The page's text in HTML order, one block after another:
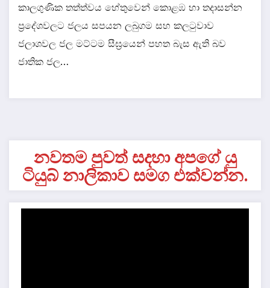
කාලගුණික තත්ත්වය හේතුවෙන් කොළඹ හා තදාසන්න
ප්‍රදේශවලට ජලය සපයන ලබුගම සහ කලටුවාව
ජලාශවල ජල මට්ටම සීඝ්‍රයෙන් පහත බැස ඇති බව
ජාතික ජල…
නවතම පුවත් සදහා අපගේ යු
ටියුබ් නාලිකාව සමග එක්වන්න.